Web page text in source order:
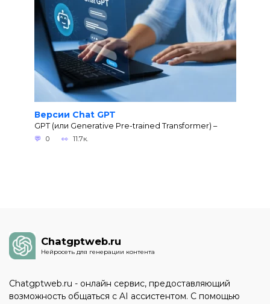
Версии Chat GPT
GPT (или Generative Pre-trained Transformer) –
0 11.7к.
Chatgptweb.ru
Нейросеть для генерации контента
Chatgptweb.ru - онлайн сервис, предоставляющий
возможность общаться с AI ассистентом. С помощью